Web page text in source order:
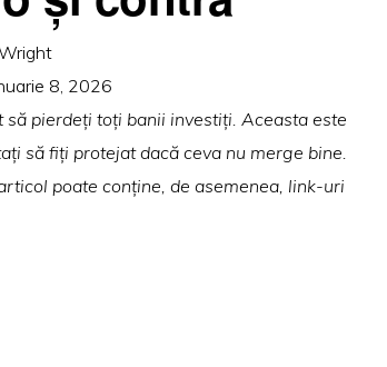
8, 2026
pierdeți toți banii investiți. Aceasta este
să fiți protejat dacă ceva nu merge bine.
poate conține, de asemenea, link-uri